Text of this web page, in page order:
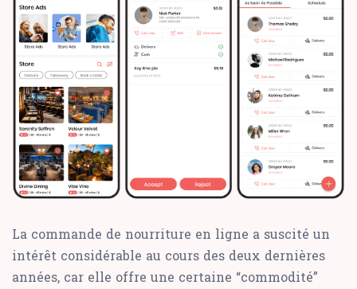
La commande de nourriture en ligne a suscité un
intérêt considérable au cours des deux dernières
années, car elle offre une certaine “commodité”